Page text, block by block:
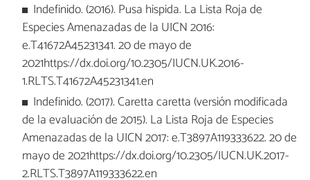
Indefinido. (2016). Pusa hispida. La Lista Roja de
Especies Amenazadas de la UICN 2016:
e.T41672A45231341. 20 de mayo de
2021https://dx.doi.org/10.2305/IUCN.UK.2016-
1.RLTS.T41672A45231341.en
Indefinido. (2017). Caretta caretta (versión modificada
de la evaluación de 2015). La Lista Roja de Especies
Amenazadas de la UICN 2017: e.T3897A119333622. 20 de
mayo de 2021https://dx.doi.org/10.2305/IUCN.UK.2017-
2.RLTS.T3897A119333622.en